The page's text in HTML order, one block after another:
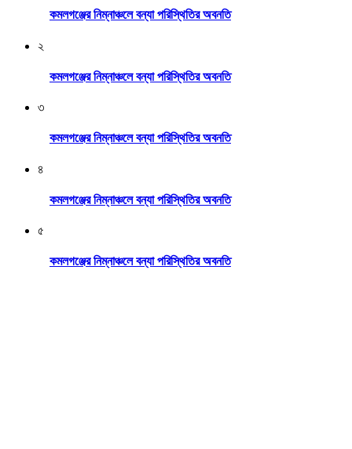
কমলগঞ্জের নিম্নাঞ্চলে বন্যা পরিস্থিতির অবনতি
২
কমলগঞ্জের নিম্নাঞ্চলে বন্যা পরিস্থিতির অবনতি
৩
কমলগঞ্জের নিম্নাঞ্চলে বন্যা পরিস্থিতির অবনতি
৪
কমলগঞ্জের নিম্নাঞ্চলে বন্যা পরিস্থিতির অবনতি
৫
কমলগঞ্জের নিম্নাঞ্চলে বন্যা পরিস্থিতির অবনতি